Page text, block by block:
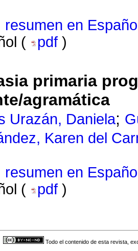
resumen en
(
pdf )
primaria
agramática
Urazán, Daniela;
Karen del
resumen en
(
pdf )
Todo el contenido de esta revista,